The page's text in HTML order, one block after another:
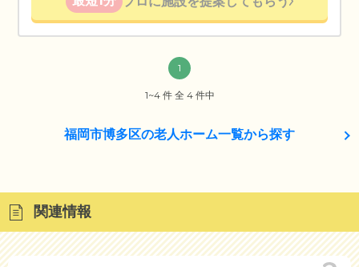
1
1~4 件 全 4 件中
福岡市博多区の老人ホーム一覧から探す
関連情報